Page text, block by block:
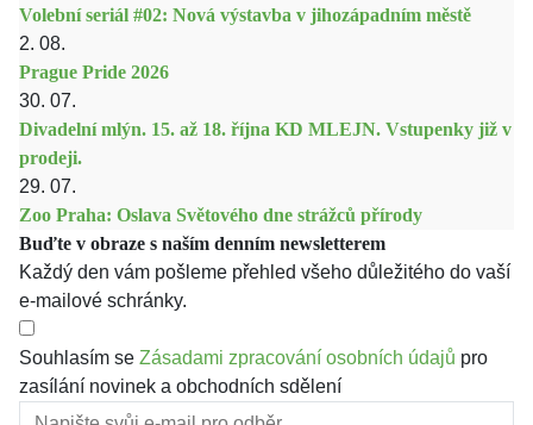
Volební seriál #02: Nová výstavba v jihozápadním městě
2. 08.
Prague Pride 2026
30. 07.
Divadelní mlýn. 15. až 18. října KD MLEJN. Vstupenky již v
prodeji.
29. 07.
Zoo Praha: Oslava Světového dne strážců přírody
Buďte v obraze s naším denním newsletterem
Každý den vám pošleme přehled všeho důležitého do vaší
e-mailové schránky.
Souhlasím se Zásadami zpracování osobních údajů pro
zasílání novinek a obchodních sdělení